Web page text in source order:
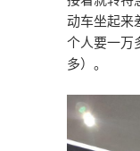
动车坐起来
个人要一万
多）。